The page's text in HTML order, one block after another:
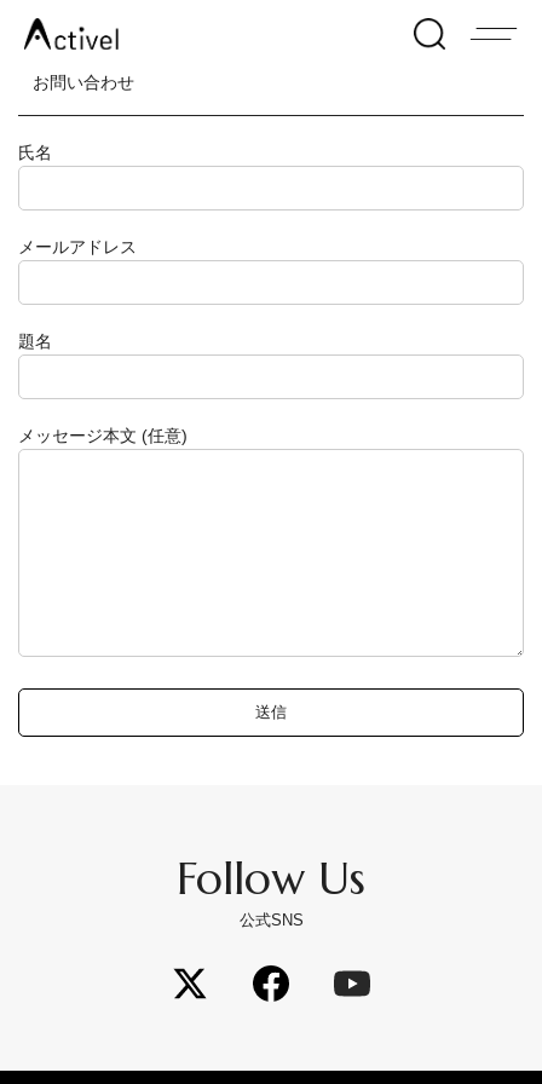
お問い合わせ
氏名
メールアドレス
題名
メッセージ本文 (任意)
Follow Us
公式SNS